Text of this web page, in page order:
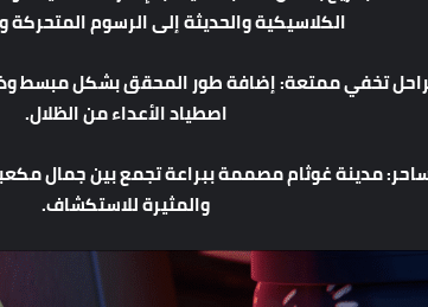
الكلاسيكيةوالحديثةإلىالرسومالمتحركة
تخفيممتعة:إضافةطورالمحققبشكلمبسط
اصطيادالأعداءمنالظلال.
:مدينةغوثاممصممةببراعةتجمعبينجمال
والمثيرةللاستكشاف.